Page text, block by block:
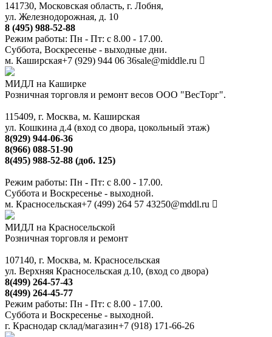
141730, Московская область, г. Лобня,
ул. Железнодорожная, д. 10
8 (495) 988-52-88
Режим работы: Пн - Пт: с 8.00 - 17.00.
Суббота, Воскресенье - выходные дни.
м. Каширская+7 (929) 944 06 36sale@middle.ru
МИДЛ на Каширке
Розничная торговля и ремонт весов ООО "ВесТорг".
115409, г. Москва, м. Каширская
ул. Кошкина д.4 (вход со двора, цокольный этаж)
8(929) 944-06-36
8(966) 088-51-90
8(495) 988-52-88 (доб. 125)
Режим работы: Пн - Пт: с 8.00 - 17.00.
Суббота и Воскресенье - выходной.
м. Красносельская+7 (499) 264 57 43250@mddl.ru
МИДЛ на Красносельской
Розничная торговля и ремонт
107140, г. Москва, м. Красносельская
ул. Верхняя Красносельская д.10, (вход со двора)
8(499) 264-57-43
8(499) 264-45-77
Режим работы: Пн - Пт: с 8.00 - 17.00.
Суббота и Воскресенье - выходной.
г. Краснодар склад/магазин+7 (918) 171-66-26